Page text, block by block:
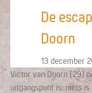
De
Doorn
13 december
Victor van Doorn (29)
uitgangspunt is: niets